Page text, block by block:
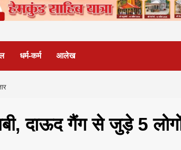
धर्म-कर्म आलेख
दाऊद गैंग से जुड़े 5